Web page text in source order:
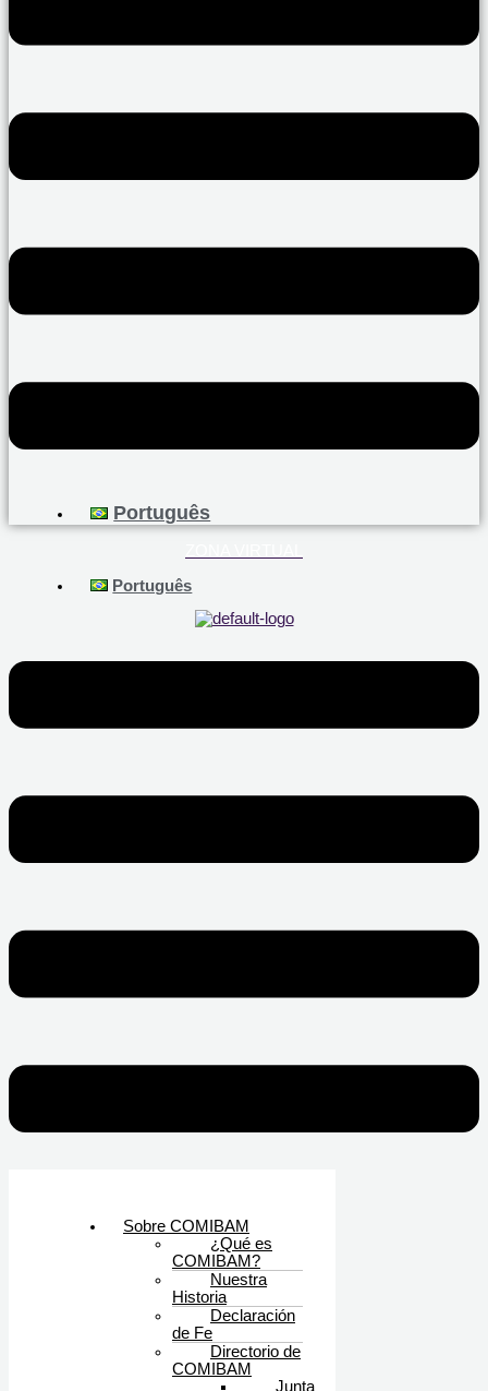
Português
Português
Sobre COMIBAM
¿Qué es
COMIBAM?
Nuestra
Historia
Declaración
de Fe
Directorio de
COMIBAM
Junta